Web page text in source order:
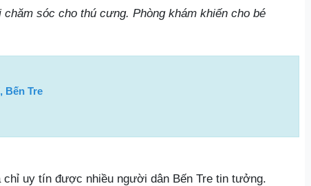
sóc cho thú cưng. Phòng khám khiến cho bé
Bến Tre
uy tín được nhiều người dân Bến Tre tin tưởng.